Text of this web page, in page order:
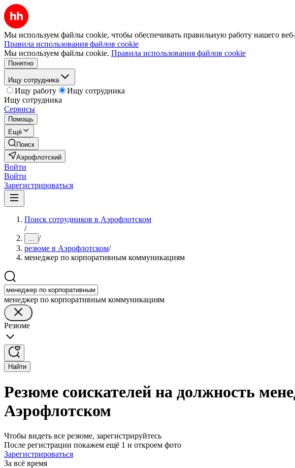
Мы используем файлы cookie, чтобы обеспечивать правильную работу нашего веб-
Правила использования файлов cookie
Мы используем файлы cookie. Правила использования файлов cookie
Понятно
Ищу сотрудника
Ищу работу
Ищу сотрудника
Ищу сотрудника
Сервисы
Помощь
Ещё
Поиск
Аэрофлотский
Войти
Войти
Зарегистрироваться
Поиск сотрудников в Аэрофлотском
/
... /
резюме в Аэрофлотском/
менеджер по корпоративным коммуникациям
менеджер по корпоративным коммуникациям
Резюме
Найти
Резюме соискателей на должность
Аэрофлотском
Чтобы видеть все резюме, зарегистрируйтесь
После регистрации покажем ещё 1 и откроем фото
Зарегистрироваться
За всё время